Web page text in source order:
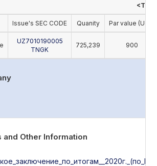
Issue's SEC CODE Quanity Par value (UZS)
UZ7010190005
TNGK
725,239 900
Other Information